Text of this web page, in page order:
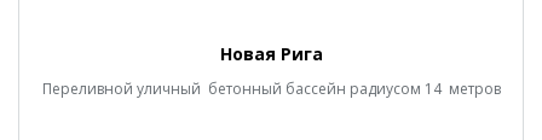
Новая Рига
Переливной уличный бетонный бассейн радиусом 14 метров